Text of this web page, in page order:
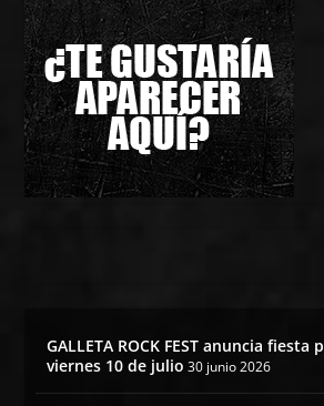
GALLETA ROCK FEST anuncia fiesta
viernes 10 de julio 30 junio 2026